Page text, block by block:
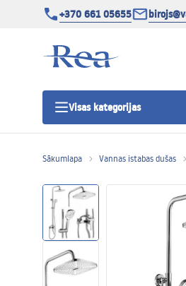
+370 661 05655
Visas kategorijas
Dušas durvis
Vannas istabas dušas
Sākumlapa Vannas istabas dušas